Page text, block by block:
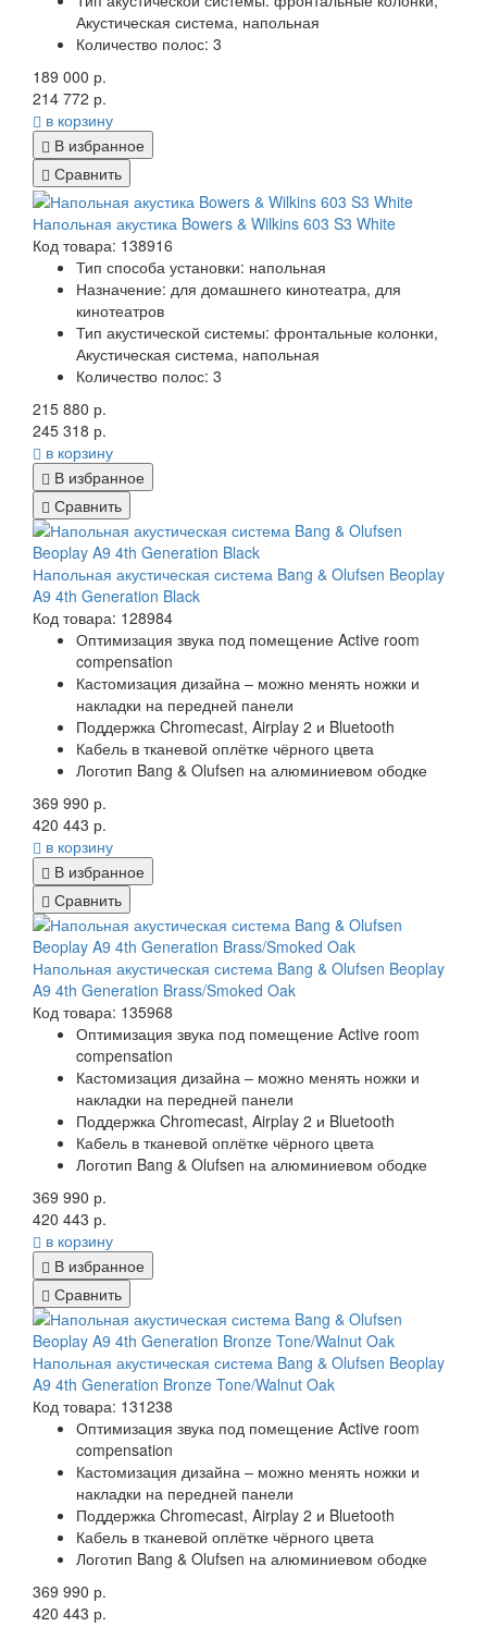
Акустическая система, напольная
Количество полос: 3
189 000 р.
214 772 р.
в корзину
В избранное
Сравнить
Напольная акустика Bowers & Wilkins 603 S3 White
Код товара: 138916
Тип способа установки: напольная
Назначение: для домашнего кинотеатра, для
кинотеатров
Тип акустической системы: фронтальные колонки,
Акустическая система, напольная
Количество полос: 3
215 880 р.
245 318 р.
в корзину
В избранное
Сравнить
Напольная акустическая система Bang & Olufsen Beoplay
A9 4th Generation Black
Код товара: 128984
Оптимизация звука под помещение Active room
compensation
Кастомизация дизайна – можно менять ножки и
накладки на передней панели
Поддержка Chromecast, Airplay 2 и Bluetooth
Кабель в тканевой оплётке чёрного цвета
Логотип Bang & Olufsen на алюминиевом ободке
369 990 р.
420 443 р.
в корзину
В избранное
Сравнить
Напольная акустическая система Bang & Olufsen Beoplay
A9 4th Generation Brass/Smoked Oak
Код товара: 135968
Оптимизация звука под помещение Active room
compensation
Кастомизация дизайна – можно менять ножки и
накладки на передней панели
Поддержка Chromecast, Airplay 2 и Bluetooth
Кабель в тканевой оплётке чёрного цвета
Логотип Bang & Olufsen на алюминиевом ободке
369 990 р.
420 443 р.
в корзину
В избранное
Сравнить
Напольная акустическая система Bang & Olufsen Beoplay
A9 4th Generation Bronze Tone/Walnut Oak
Код товара: 131238
Оптимизация звука под помещение Active room
compensation
Кастомизация дизайна – можно менять ножки и
накладки на передней панели
Поддержка Chromecast, Airplay 2 и Bluetooth
Кабель в тканевой оплётке чёрного цвета
Логотип Bang & Olufsen на алюминиевом ободке
369 990 р.
420 443 р.